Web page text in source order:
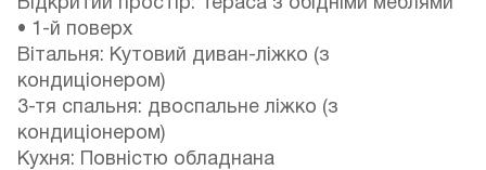
• 1-й поверх
Вітальня: Кутовий диван-ліжко (з
кондиціонером)
3-тя спальня: двоспальне ліжко (з
кондиціонером)
Кухня: Повністю обладнана